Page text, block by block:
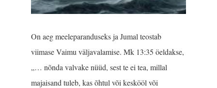
On aeg meeleparanduseks ja Jumal teostab
viimase Vaimu väljavalamise. Mk 13:35 öeldakse,
„… nõnda valvake nüüd, sest te ei tea, millal
majaisand tuleb, kas õhtul või keskööl või